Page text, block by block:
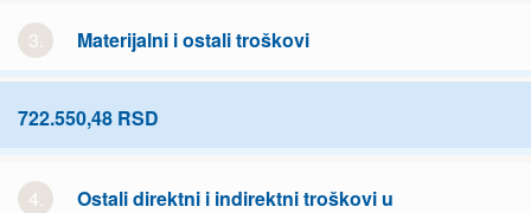
3. Materijalni i ostali troškovi
722.550,48 RSD
4.
Ostali direktni i indirektni troškovi u